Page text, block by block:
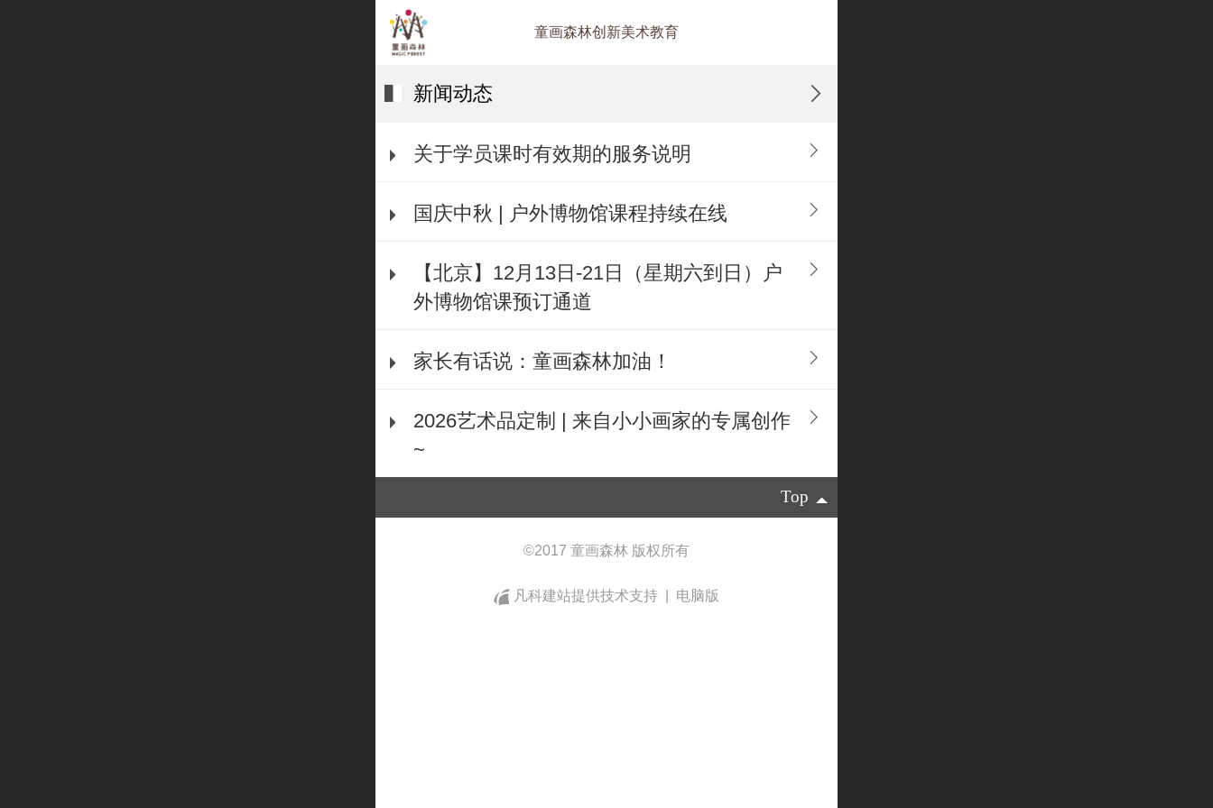
童画森林创新美术教育
新闻动态
关于学员课时有效期的服务说明
国庆中秋 | 户外博物馆课程持续在线
【北京】12月13日-21日（星期六到日）户
外博物馆课预订通道
家长有话说：童画森林加油！
2026艺术品定制 | 来自小小画家的专属创作
~
Top
©2017 童画森林 版权所有
凡科建站提供技术支持 电脑版